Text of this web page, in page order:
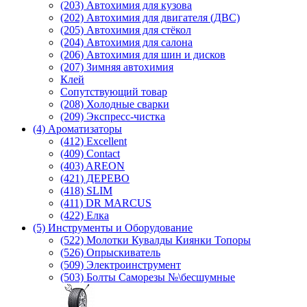
(203) Автохимия для кузова
(202) Автохимия для двигателя (ДВС)
(205) Автохимия для стёкол
(204) Автохимия для салона
(206) Автохимия для шин и дисков
(207) Зимняя автохимия
Клей
Сопутствующий товар
(208) Холодные сварки
(209) Экспреcс-чистка
(4) Ароматизаторы
(412) Excellent
(409) Contact
(403) AREON
(421) ДЕРЕВО
(418) SLIM
(411) DR MARCUS
(422) Елка
(5) Инструменты и Оборудование
(522) Молотки Кувалды Киянки Топоры
(526) Опрыскиватель
(509) Электроинструмент
(503) Болты Саморезы №\бесшумные